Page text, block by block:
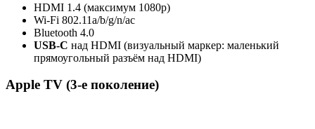
HDMI 1.4 (максимум 1080p)
Wi‑Fi 802.11a/b/g/n/ac
Bluetooth 4.0
USB‑C над HDMI (визуальный маркер: маленький
прямоугольный разъём над HDMI)
Apple TV (3‑е поколение)